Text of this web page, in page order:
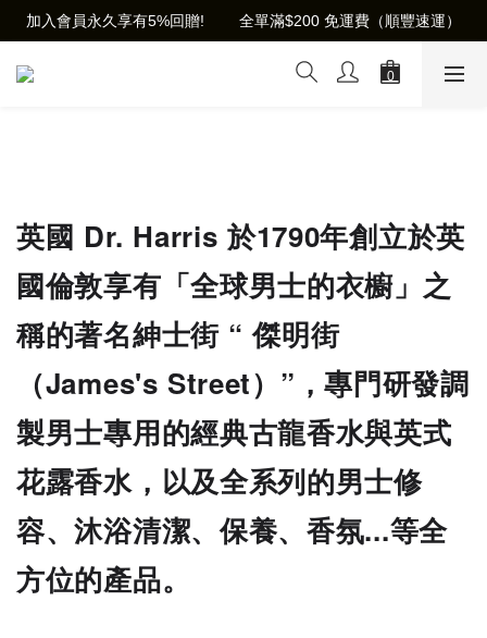
加入會員永久享有5%回贈!        全單滿$200 免運費（順豐速運）
英國 Dr. Harris 於1790年創立於英
國倫敦享有「全球男士的衣櫥」之
稱的著名紳士街 “ 傑明街
（James's Street）”，專門研發調
製男士專用的經典古龍香水與英式
花露香水，以及全系列的男士修
容、沐浴清潔、保養、香氛...等全
方位的產品。